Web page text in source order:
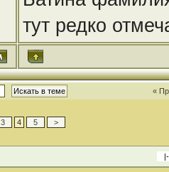
тут редко
«
3 4 5 >